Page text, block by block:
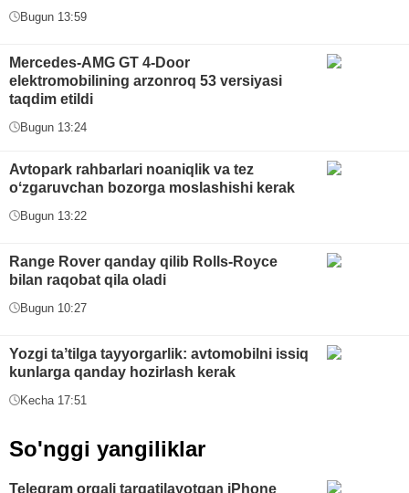
Bugun 13:59
Mercedes-AMG GT 4-Door
elektromobilining arzonroq 53 versiyasi
taqdim etildi
Bugun 13:24
Avtopark rahbarlari noaniqlik va tez
oʻzgaruvchan bozorga moslashishi kerak
Bugun 13:22
Range Rover qanday qilib Rolls-Royce
bilan raqobat qila oladi
Bugun 10:27
Yozgi taʼtilga tayyorgarlik: avtomobilni issiq
kunlarga qanday hozirlash kerak
Kecha 17:51
So'nggi yangiliklar
Telegram orqali tarqatilayotgan iPhone